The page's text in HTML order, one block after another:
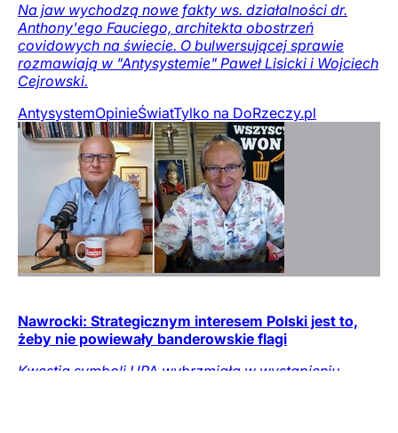
Na jaw wychodzą nowe fakty ws. działalności dr.
Anthony'ego Fauciego, architekta obostrzeń
covidowych na świecie. O bulwersującej sprawie
rozmawiają w "Antysystemie" Paweł Lisicki i Wojciech
Cejrowski.
AntysystemOpinieŚwiatTylko na DoRzeczy.pl
Nawrocki: Strategicznym interesem Polski jest to,
żeby nie powiewały banderowskie flagi
Kwestia symboli UPA wybrzmiała w wystąpieniu